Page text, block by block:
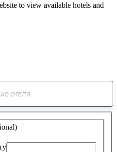
to view available hotels and
0
предложение
найдено